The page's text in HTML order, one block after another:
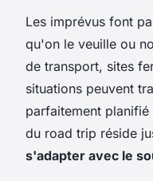
Les imprévus font
qu'on le veuille ou
de transport, sites
situations peuvent
parfaitement
du road trip réside
s'adapter avec le